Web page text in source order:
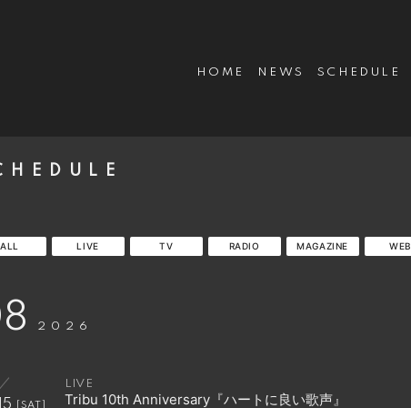
HOME NEWS SCHEDULE
ALL LIVE TV RADIO MAGAZINE WEB
2026
[SAT]
LIVE
Tribu 10th Anniversary『ハートに良い歌声』